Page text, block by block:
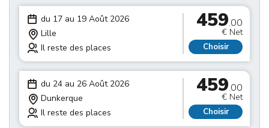
du 17 au 19 Août 2026
Lille
Il reste des places
459.00
€ Net
Choisir
du 24 au 26 Août 2026
Dunkerque
Il reste des places
459.00
€ Net
Choisir